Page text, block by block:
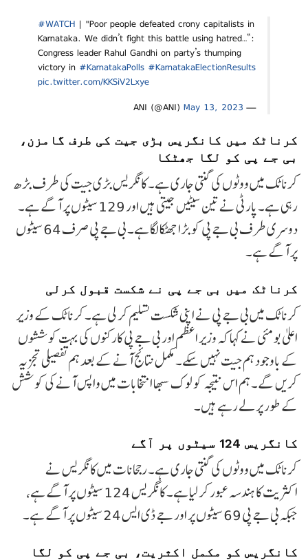
#WATCH | "Poor people defeated crony capitalists in
Karnataka. We didn’t fight this battle using hatred…”:
Congress leader Rahul Gandhi on party’s thumping
victory in #KarnatakaPolls #KarnatakaElectionResults
pic.twitter.com/KKSiV2Lxye
— ANI (@ANI)
May 13, 2023
کرناٹک میں کانگریس بڑی جیت کی طرف گامزن،
بی جے پی کو لگا جھٹکا
کرناٹک میں ووٹوں کی گنتی جاری ہے۔ کانگریس بڑی جیت کی طرف بڑھ
رہی ہے۔ پارٹی نے تین سیٹیں جیتی ہیں اور 129 سیٹوں پر آگے ہے۔
دوسری طرف بی جے پی کو بڑا جھٹکا لگا ہے۔ بی جے پی صرف 64 سیٹوں
پر آگے ہے۔
کرناٹک میں بی جے پی نے شکست قبول کرلی
کرناٹک میں بی جے پی نے اپنی شکست تسلیم کر لی ہے۔ کرناٹک کے وزیر
اعلیٰ بومئی نے کہا کہ وزیر اعظم اور بی جے پی کارکنوں کی بہت کوششوں
کے باوجود ہم جیت نہیں سکے۔ مکمل نتائج آنے کے بعد ہم تفصیلی تجزیہ
کریں گے۔ ہم اس نتیجہ کو لوک سبھا انتخابات میں واپس آنے کی کوشش
کے طور پر لے رہے ہیں۔
کانگریس 124 سیٹوں پر آگے
کرناٹک میں ووٹوں کی گنتی جاری ہے۔ رجحانات میں کانگریس نے
اکثریت کا ہندسہ عبور کر لیا ہے۔ کانگریس 124 سیٹوں پر آگے ہے،
جبکہ بی جے پی 69 سیٹوں پر اور جے ڈی ایس 24 سیٹوں پر آگے ہے۔
کانگریس کو مکمل اکثریت، بی جے پی کو لگا